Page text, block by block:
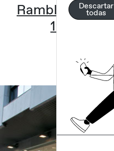
Descartar
todas
Rambla Nova
111